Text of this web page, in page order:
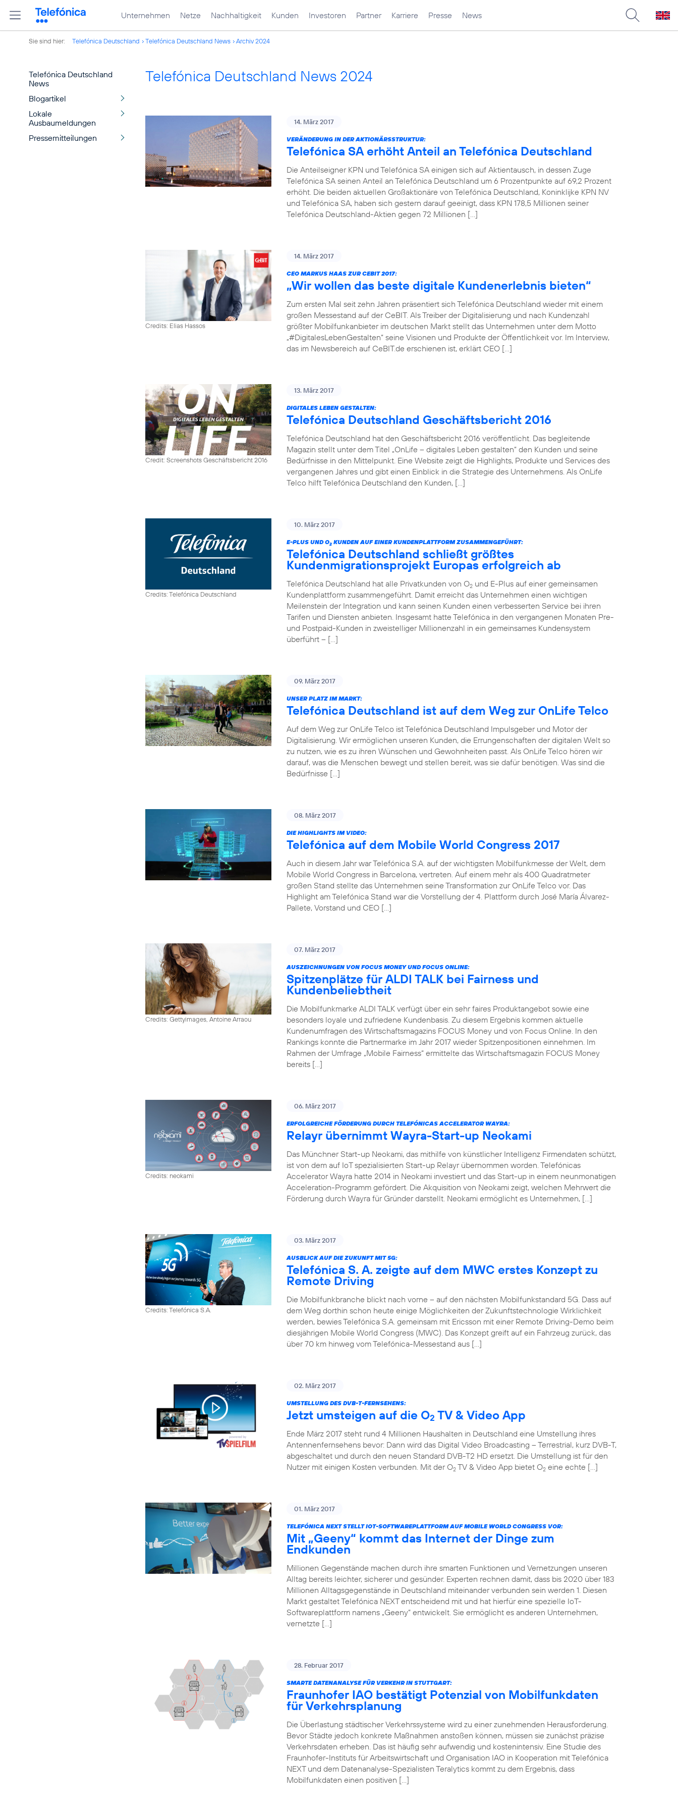
Unternehmen Netze Nachhaltigkeit Kunden Investoren Partner Karriere Presse News
Sie sind hier: Telefónica Deutschland Telefónica Deutschland News Archiv 2024
Telefónica Deutschland
News
Blogartikel
Lokale
Ausbaumeldungen
Pressemitteilungen
Telefónica Deutschland News 2024
14. März 2017
VERÄNDERUNG IN DER AKTIONÄRSSTRUKTUR:
Telefónica SA erhöht Anteil an Telefónica Deutschland
Die Anteilseigner KPN und Telefónica SA einigen sich auf Aktientausch, in dessen Zuge
Telefónica SA seinen Anteil an Telefónica Deutschland um 6 Prozentpunkte auf 69,2 Prozent
erhöht. Die beiden aktuellen Großaktionäre von Telefónica Deutschland, Koninklijke KPN NV
und Telefónica SA, haben sich gestern darauf geeinigt, dass KPN 178,5 Millionen seiner
Telefónica Deutschland-Aktien gegen 72 Millionen […]
Credits: Elias Hassos
14. März 2017
CEO MARKUS HAAS ZUR CEBIT 2017:
„Wir wollen das beste digitale Kundenerlebnis bieten“
Zum ersten Mal seit zehn Jahren präsentiert sich Telefónica Deutschland wieder mit einem
großen Messestand auf der CeBIT. Als Treiber der Digitalisierung und nach Kundenzahl
größter Mobilfunkanbieter im deutschen Markt stellt das Unternehmen unter dem Motto
„#DigitalesLebenGestalten“ seine Visionen und Produkte der Öffentlichkeit vor. Im Interview,
das im Newsbereich auf CeBIT.de erschienen ist, erklärt CEO […]
Credit: Screenshots Geschäftsbericht 2016
13. März 2017
DIGITALES LEBEN GESTALTEN:
Telefónica Deutschland Geschäftsbericht 2016
Telefónica Deutschland hat den Geschäftsbericht 2016 veröffentlicht. Das begleitende
Magazin stellt unter dem Titel „OnLife – digitales Leben gestalten“ den Kunden und seine
Bedürfnisse in den Mittelpunkt. Eine Website zeigt die Highlights, Produkte und Services des
vergangenen Jahres und gibt einen Einblick in die Strategie des Unternehmens. Als OnLife
Telco hilft Telefónica Deutschland den Kunden, […]
Credits: Telefónica Deutschland
10. März 2017
E-PLUS UND O2 KUNDEN AUF EINER KUNDENPLATTFORM ZUSAMMENGEFÜHRT:
Telefónica Deutschland schließt größtes
Kundenmigrationsprojekt Europas erfolgreich ab
Telefónica Deutschland hat alle Privatkunden von O2 und E-Plus auf einer gemeinsamen
Kundenplattform zusammengeführt. Damit erreicht das Unternehmen einen wichtigen
Meilenstein der Integration und kann seinen Kunden einen verbesserten Service bei ihren
Tarifen und Diensten anbieten. Insgesamt hatte Telefónica in den vergangenen Monaten Pre-
und Postpaid-Kunden in zweistelliger Millionenzahl in ein gemeinsames Kundensystem
überführt – […]
09. März 2017
UNSER PLATZ IM MARKT:
Telefónica Deutschland ist auf dem Weg zur OnLife Telco
Auf dem Weg zur OnLife Telco ist Telefónica Deutschland Impulsgeber und Motor der
Digitalisierung. Wir ermöglichen unseren Kunden, die Errungenschaften der digitalen Welt so
zu nutzen, wie es zu ihren Wünschen und Gewohnheiten passt. Als OnLife Telco hören wir
darauf, was die Menschen bewegt und stellen bereit, was sie dafür benötigen. Was sind die
Bedürfnisse […]
08. März 2017
DIE HIGHLIGHTS IM VIDEO:
Telefónica auf dem Mobile World Congress 2017
Auch in diesem Jahr war Telefónica S.A. auf der wichtigsten Mobilfunkmesse der Welt, dem
Mobile World Congress in Barcelona, vertreten. Auf einem mehr als 400 Quadratmeter
großen Stand stellte das Unternehmen seine Transformation zur OnLife Telco vor. Das
Highlight am Telefónica Stand war die Vorstellung der 4. Plattform durch José María Álvarez-
Pallete, Vorstand und CEO […]
Credits: Gettyimages, Antoine Arraou
07. März 2017
AUSZEICHNUNGEN VON FOCUS MONEY UND FOCUS ONLINE:
Spitzenplätze für ALDI TALK bei Fairness und
Kundenbeliebtheit
Die Mobilfunkmarke ALDI TALK verfügt über ein sehr faires Produktangebot sowie eine
besonders loyale und zufriedene Kundenbasis. Zu diesem Ergebnis kommen aktuelle
Kundenumfragen des Wirtschaftsmagazins FOCUS Money und von Focus Online. In den
Rankings konnte die Partnermarke im Jahr 2017 wieder Spitzenpositionen einnehmen. Im
Rahmen der Umfrage „Mobile Fairness“ ermittelte das Wirtschaftsmagazin FOCUS Money
bereits […]
Credits: neokami
06. März 2017
ERFOLGREICHE FÖRDERUNG DURCH TELEFÓNICAS ACCELERATOR WAYRA:
Relayr übernimmt Wayra-Start-up Neokami
Das Münchner Start-up Neokami, das mithilfe von künstlicher Intelligenz Firmendaten schützt,
ist von dem auf IoT spezialisierten Start-up Relayr übernommen worden. Telefónicas
Accelerator Wayra hatte 2014 in Neokami investiert und das Start-up in einem neunmonatigen
Acceleration-Programm gefördert. Die Akquisition von Neokami zeigt, welchen Mehrwert die
Förderung durch Wayra für Gründer darstellt. Neokami ermöglicht es Unternehmen, […]
Credits: Telefónica S.A.
03. März 2017
AUSBLICK AUF DIE ZUKUNFT MIT 5G:
Telefónica S. A. zeigte auf dem MWC erstes Konzept zu
Remote Driving
Die Mobilfunkbranche blickt nach vorne – auf den nächsten Mobilfunkstandard 5G. Dass auf
dem Weg dorthin schon heute einige Möglichkeiten der Zukunftstechnologie Wirklichkeit
werden, bewies Telefónica S.A. gemeinsam mit Ericsson mit einer Remote Driving-Demo beim
diesjährigen Mobile World Congress (MWC). Das Konzept greift auf ein Fahrzeug zurück, das
über 70 km hinweg vom Telefónica-Messestand aus […]
02. März 2017
UMSTELLUNG DES DVB-T-FERNSEHENS:
Jetzt umsteigen auf die O2 TV & Video App
Ende März 2017 steht rund 4 Millionen Haushalten in Deutschland eine Umstellung ihres
Antennenfernsehens bevor: Dann wird das Digital Video Broadcasting – Terrestrial, kurz DVB-T,
abgeschaltet und durch den neuen Standard DVB-T2 HD ersetzt. Die Umstellung ist für den
Nutzer mit einigen Kosten verbunden. Mit der O2 TV & Video App bietet O2 eine echte […]
01. März 2017
TELEFÓNICA NEXT STELLT IOT-SOFTWAREPLATTFORM AUF MOBILE WORLD CONGRESS VOR:
Mit „Geeny“ kommt das Internet der Dinge zum
Endkunden
Millionen Gegenstände machen durch ihre smarten Funktionen und Vernetzungen unseren
Alltag bereits leichter, sicherer und gesünder. Experten rechnen damit, dass bis 2020 über 183
Millionen Alltagsgegenstände in Deutschland miteinander verbunden sein werden 1. Diesen
Markt gestaltet Telefónica NEXT entscheidend mit und hat hierfür eine spezielle IoT-
Softwareplattform namens „Geeny“ entwickelt. Sie ermöglicht es anderen Unternehmen,
vernetzte […]
28. Februar 2017
SMARTE DATENANALYSE FÜR VERKEHR IN STUTTGART:
Fraunhofer IAO bestätigt Potenzial von Mobilfunkdaten
für Verkehrsplanung
Die Überlastung städtischer Verkehrssysteme wird zu einer zunehmenden Herausforderung.
Bevor Städte jedoch konkrete Maßnahmen anstoßen können, müssen sie zunächst präzise
Verkehrsdaten erheben. Das ist häufig sehr aufwendig und kostenintensiv. Eine Studie des
Fraunhofer-Instituts für Arbeitswirtschaft und Organisation IAO in Kooperation mit Telefónica
NEXT und dem Datenanalyse-Spezialisten Teralytics kommt zu dem Ergebnis, dass
Mobilfunkdaten einen positiven […]